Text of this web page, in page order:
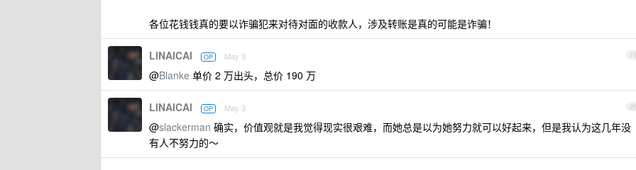
各位花钱钱真的要以诈骗犯来对待对面的收款人，涉及转账是真的可能是诈骗！
19
LINAICAI OP May 3
@Blanke 单价 2 万出头，总价 190 万
20
LINAICAI OP May 3
@slackerman 确实，价值观就是我觉得现实很艰难，而她总是以为她努力就可以好起来，但是我认为这几年没
有人不努力的～